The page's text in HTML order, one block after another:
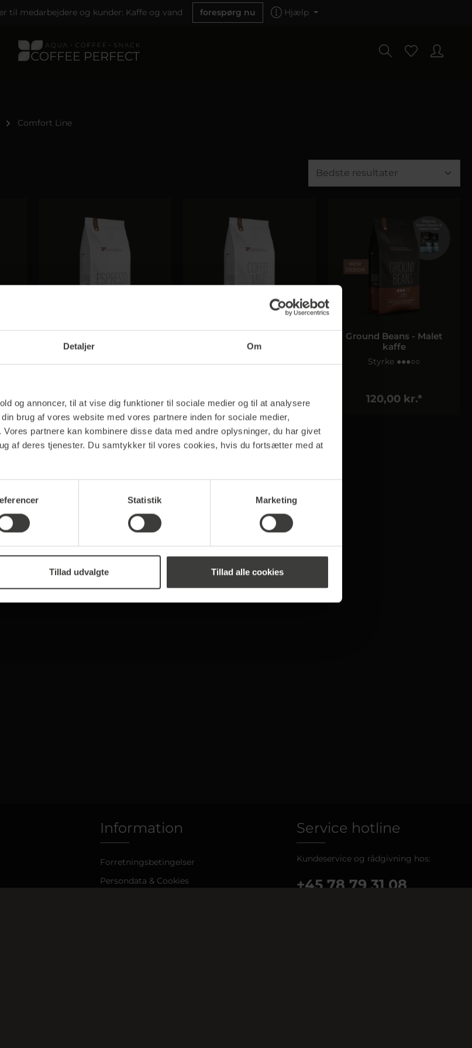
Detaljer Om
og annoncer, til at vise dig funktioner til sociale medier og til at analysere
brug af vores website med vores partnere inden for sociale medier,
partnere kan kombinere disse data med andre oplysninger, du har givet
af deres tjenester. Du samtykker til vores cookies, hvis du fortsætter med at
Statistik Marketing
Tillad udvalgte Tillad alle cookies
til medarbejdere og kunder: Kaffe og vand forespørg nu Hjælp
Comfort Line
135,00 kr.* 127,00 kr.*
Ground Beans - Malet
kaffe
Styrke ●●●○○
120,00 kr.*
Service hotline
Kundeservice og rådgivning hos:
+45 78 79 31 08
Information
Forretningsbetingelser
Persondata & Cookies